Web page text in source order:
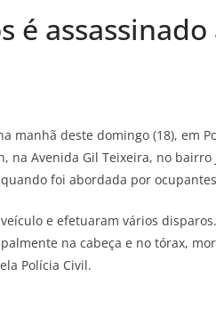
é
manhã deste domingo (18), em
na Avenida Gil Teixeira, no
foi abordada por
e efetuaram vários
na cabeça e no tórax,
Polícia Civil.